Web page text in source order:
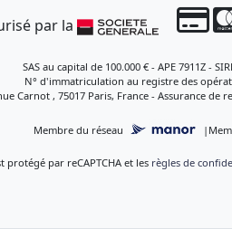
par la
SAS au capital de 100.000 € - APE 7911Z -
N° d'immatriculation au registre des
Carnot , 75017 Paris, France - Assurance
Membre du réseau |
protégé par reCAPTCHA et les règles de